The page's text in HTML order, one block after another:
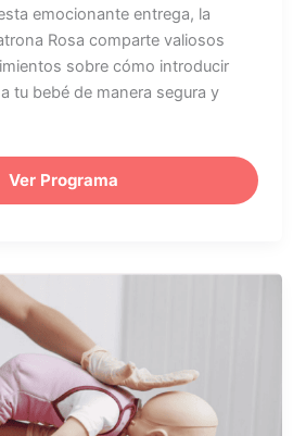
emocionante entrega, la
Rosa comparte valiosos
sobre cómo introducir
tu bebé de manera segura y
Ver Programa
Primeros
auxilios
pediátricos
de
0
a